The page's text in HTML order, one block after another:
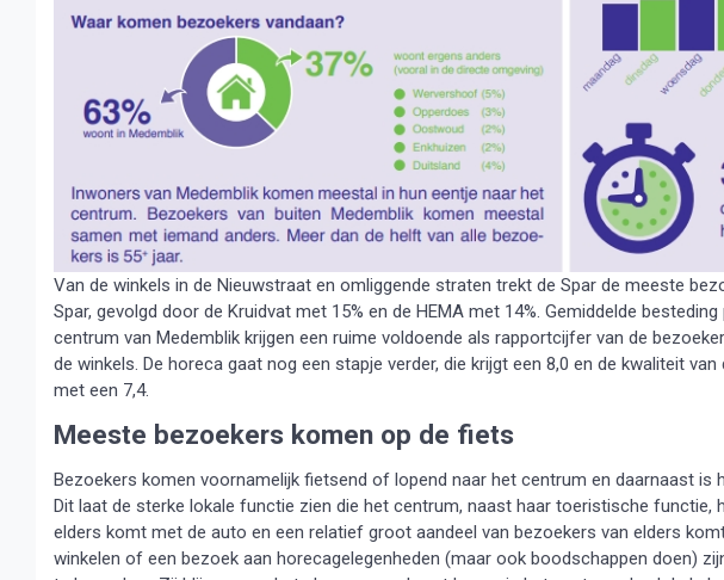
Van de winkels in de Nieuwstraat en omliggende straten trekt de Spar de meeste
Spar, gevolgd door de Kruidvat met 15% en de HEMA met 14%. Gemiddelde
centrum van Medemblik krijgen een ruime voldoende als rapportcijfer van de
de winkels. De horeca gaat nog een stapje verder, die krijgt een 8,0 en de kwaliteit
met een 7,4.
Meeste bezoekers komen op de fiets
Bezoekers komen voornamelijk fietsend of lopend naar het centrum en daarnaast is
Dit laat de sterke lokale functie zien die het centrum, naast haar toeristische functie,
elders komt met de auto en een relatief groot aandeel van bezoekers van elders
winkelen of een bezoek aan horecagelegenheden (maar ook boodschappen doen)